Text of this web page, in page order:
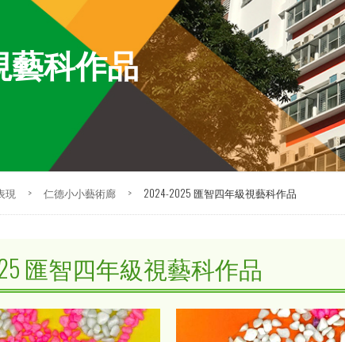
藝科作品
現 > 仁德小小藝術廊 > 2024-2025 匯智四年級視藝科作品
匯智四年級視藝科作品